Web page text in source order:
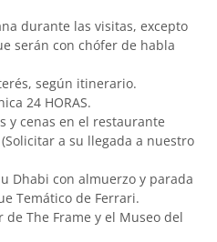
durante las visitas, excepto
serán con chófer de habla
según itinerario.
24 HORAS.
y cenas en el restaurante
a su llegada a nuestro
Dhabi con almuerzo y parada
Temático de Ferrari.
The Frame y el Museo del